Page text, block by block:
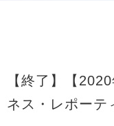
【終了】【
ネス・レポーテ